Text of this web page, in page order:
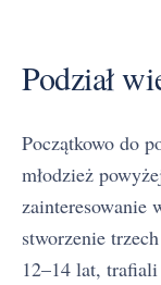
Podział
Początkowo do
młodzież
zainteresowanie
stworzenie
12–14 lat,